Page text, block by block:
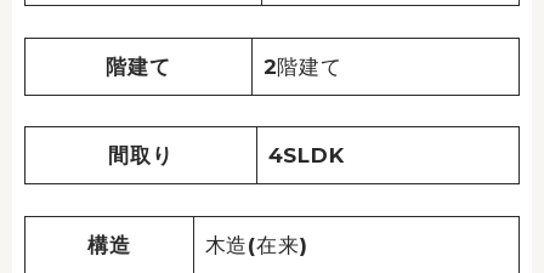
階建て 2階建て
間取り 4SLDK
構造 木造(在来)